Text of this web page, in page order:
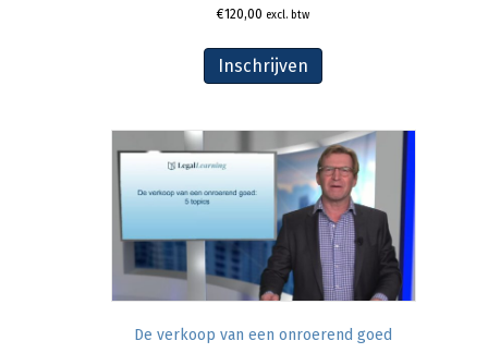
€120,00 excl. btw
Inschrijven
De verkoop van een onroerend goed